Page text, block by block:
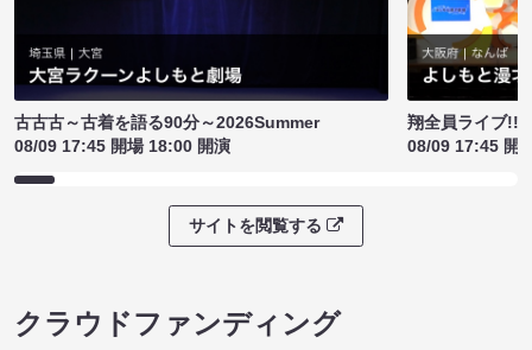
古古古～古着を語る90分～2026Summer
08/09 17:45 開場 18:00 開演
翔全員ライブ!!!
08/09 17:45 開
サイトを閲覧する
クラウドファンディング